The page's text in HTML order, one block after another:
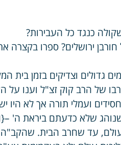
כנגד כל העבירות?
חורבן ירושלים? ספרו
גדולים וצדיקים בזמן
רבו של הרב קוק זצ"ל וענו על
ועמלי תורה אך לא
שלא כדעתם ביראת ה'
עד שחרב הבית. שהקב"ה